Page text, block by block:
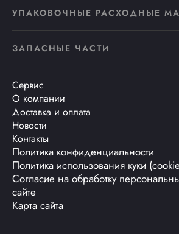
УПАКОВОЧНЫЕ РАСХОДНЫЕ
ЗАПАСНЫЕ ЧАСТИ
Сервис
О компании
Доставка и оплата
Новости
Контакты
Политика конфиденциальности
Политика использования куки
Согласие на обработку
сайте
Карта сайта